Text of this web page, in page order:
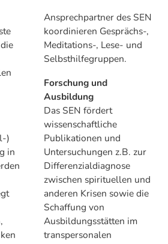
)
in
Ansprechpartner des SEN
koordinieren Gesprächs-,
Meditations-, Lese- und
Selbsthilfegruppen.
Forschung und
Ausbildung
Das SEN fördert
wissenschaftliche
Publikationen und
Untersuchungen z.B. zur
Differenzialdiagnose
zwischen spirituellen und
anderen Krisen sowie die
Schaffung von
Ausbildungsstätten im
transpersonalen